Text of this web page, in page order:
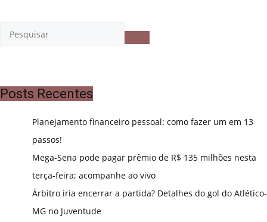
Posts Recentes
Planejamento financeiro pessoal: como fazer um em 13
passos!
Mega-Sena pode pagar prêmio de R$ 135 milhões nesta
terça-feira; acompanhe ao vivo
Árbitro iria encerrar a partida? Detalhes do gol do Atlético-
MG no Juventude